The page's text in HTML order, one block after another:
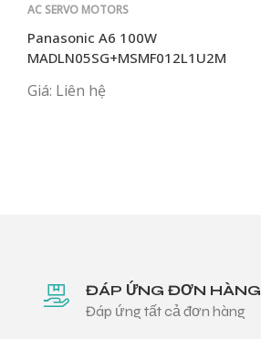
AC SERVO MOTORS
Panasonic A6 100W
MADLN05SG+MSMF012L1U2M
Giá: Liên hệ
ĐÁP ỨNG ĐƠN HÀNG
Đáp ứng tất cả đơn hàng